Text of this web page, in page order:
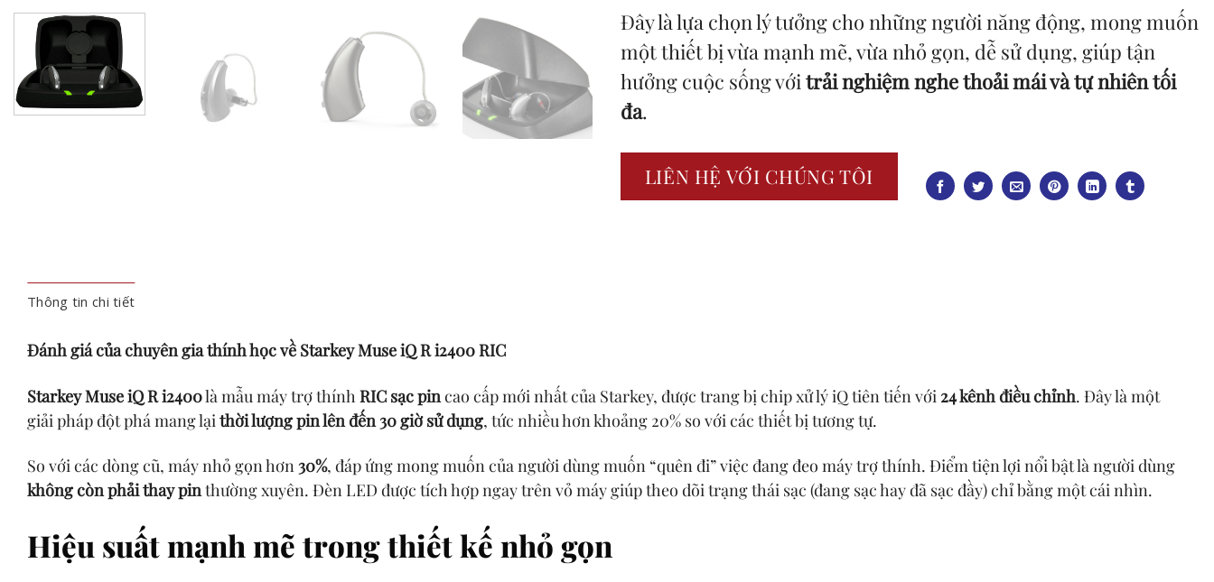
Đây là lựa chọn lý tưởng cho những người năng động, mong muốn
một thiết bị vừa mạnh mẽ, vừa nhỏ gọn, dễ sử dụng, giúp tận
hưởng cuộc sống với trải nghiệm nghe thoải mái và tự nhiên tối
đa.
LIÊN HỆ VỚI CHÚNG TÔI
Thông tin chi tiết
Đánh giá của chuyên gia thính học về Starkey Muse iQ R i2400 RIC
Starkey Muse iQ R i2400là mẫu máy trợ thính RIC sạc pincao cấp mới nhất của Starkey, được trang bị chip xử lý iQ tiên tiến với 24 kênh điều chỉnh. Đây là một
giải pháp đột phá mang lại thời lượng pin lên đến 30 giờ sử dụng, tức nhiều hơn khoảng 20% so với các thiết bị tương tự.
So với các dòng cũ, máy nhỏ gọn hơn30%, đáp ứng mong muốn của người dùng muốn “quên đi” việc đang đeo máy trợ thính. Điểm tiện lợi nổi bật là người dùng
không còn phải thay pinthường xuyên. Đèn LED được tích hợp ngay trên vỏ máy giúp theo dõi trạng thái sạc (đang sạc hay đã sạc đầy) chỉ bằng một cái nhìn.
Hiệu suất mạnh mẽ trong thiết kế nhỏ gọn